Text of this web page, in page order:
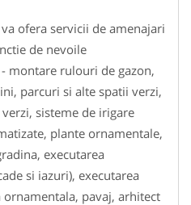
ofera servicii de amenajari
de nevoile
montare rulouri de gazon,
parcuri si alte spatii verzi,
sisteme de irigare
plante ornamentale,
executarea
si iazuri), executarea
pavaj, arhitect